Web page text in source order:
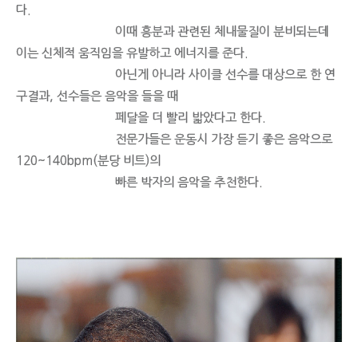
다.
이때 흥분과 관련된 체내물질이 분비되는데
이는 신체적 움직임을 유발하고 에너지를 준다.
아닌게 아니라 사이클 선수를 대상으로 한 연
구결과, 선수들은 음악을 들을 때
페달을 더 빨리 밟았다고 한다.
전문가들은 운동시 가장 듣기 좋은 음악으로
120~140bpm(분당 비트)의
빠른 박자의 음악을 추천한다.